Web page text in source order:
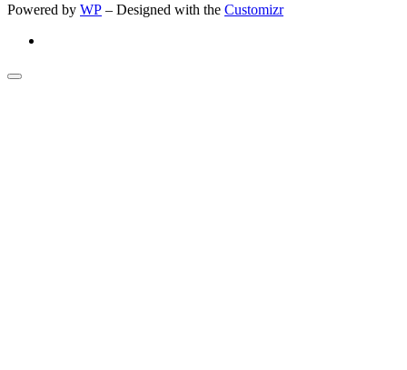
Powered by WP – Designed with the Customizr